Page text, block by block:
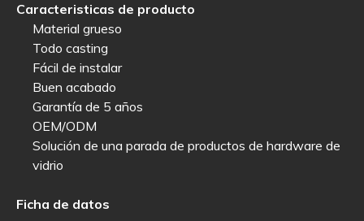
Caracteristicas de producto
Material grueso
Todo casting
Fácil de instalar
Buen acabado
Garantía de 5 años
OEM/ODM
Solución de una parada de productos de hardware de
vidrio
Ficha de datos